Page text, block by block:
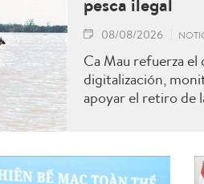
08/08/2026
Ca Mau refuerza
digitalización,
apoyar el retiro de